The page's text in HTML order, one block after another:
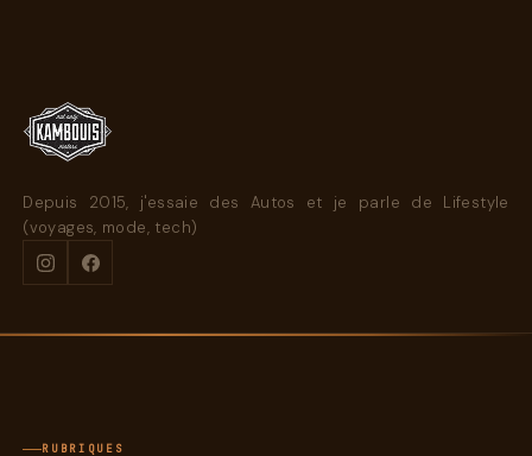
Depuis 2015, j'essaie des Autos et je parle de Lifestyle
(voyages, mode, tech)
RUBRIQUES